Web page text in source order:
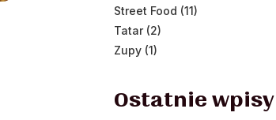
Street Food (11)
Tatar (2)
Zupy (1)
Ostatnie wpisy